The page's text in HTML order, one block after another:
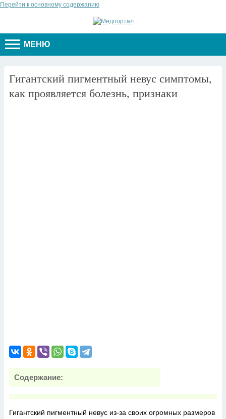
Перейти к основному содержанию
МЕНЮ
Гигантский пигментный невус симптомы,
как проявляется болезнь, признаки
Содержание:
Гигантский пигментный невус из-за своих огромных размеров